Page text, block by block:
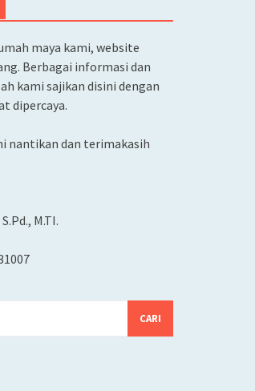
maya kami, website
Berbagai informasi dan
kami sajikan disini dengan
dipercaya.
nantikan dan terimakasih
M.TI.